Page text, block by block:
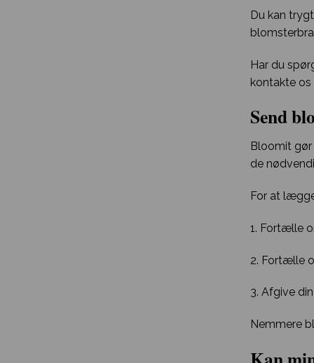
Du kan
Har du
kontakte os
Send
Bloomit
de
For at
1. Fortælle
2. Fortælle
3. Afgive
Nemmere